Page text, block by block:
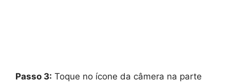
Passo 3: Toque no ícone da câmera na parte